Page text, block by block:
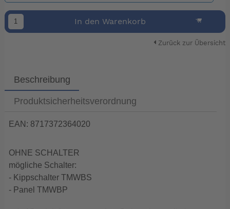
In den Warenkorb
Zurück zur Übersicht
Beschreibung
Produktsicherheitsverordnung
EAN: 8717372364020
OHNE SCHALTER
mögliche Schalter:
- Kippschalter TMWBS
- Panel TMWBP